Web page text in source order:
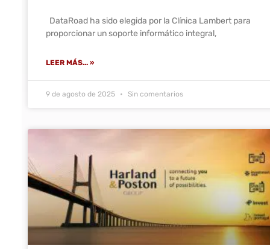
DataRoad ha sido elegida por la Clínica Lambert para
proporcionar un soporte informático integral,
LEER MÁS... »
9 de agosto de 2025 Sin comentarios